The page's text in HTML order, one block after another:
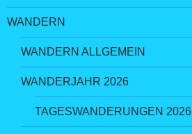
WANDERN
WANDERN ALLGEMEIN
WANDERJAHR 2026
TAGESWANDERUNGEN 2026